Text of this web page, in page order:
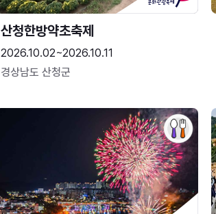
산청한방약초축제
2026.10.02~2026.10.11
경상남도 산청군